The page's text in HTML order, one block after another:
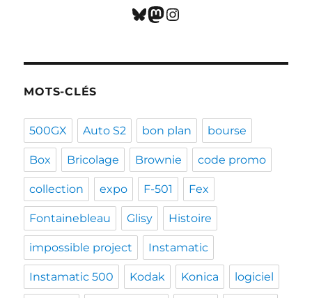
Bluesky
Mastodon
Instagram
MOTS-CLÉS
500GX Auto S2 bon plan bourse
Box Bricolage Brownie code promo
collection expo F-501 Fex
Fontainebleau Glisy Histoire
impossible project Instamatic
Instamatic 500 Kodak Konica logiciel